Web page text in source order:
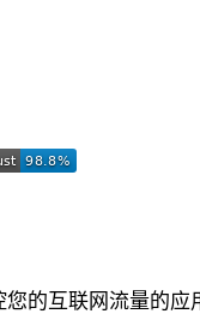
的互联网流量的应